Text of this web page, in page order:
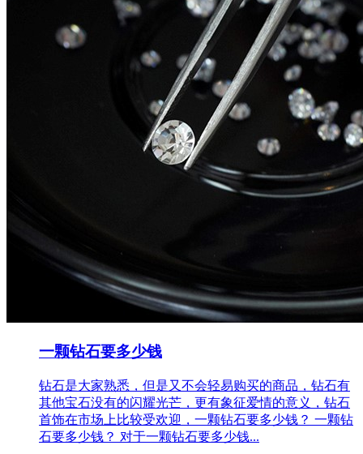
一颗钻石要多少钱
钻石是大家熟悉，但是又不会轻易购买的商品，钻石有
其他宝石没有的闪耀光芒，更有象征爱情的意义，钻石
首饰在市场上比较受欢迎，一颗钻石要多少钱？ 一颗钻
石要多少钱？ 对于一颗钻石要多少钱...